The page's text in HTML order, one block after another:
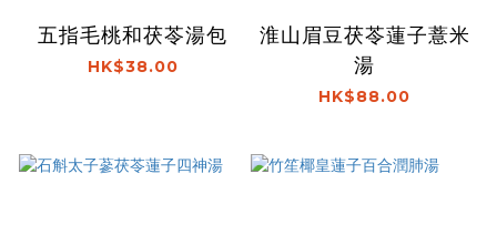
五指毛桃和茯苓湯包
HK$38.00
淮山眉豆茯苓蓮子薏米
湯
HK$88.00